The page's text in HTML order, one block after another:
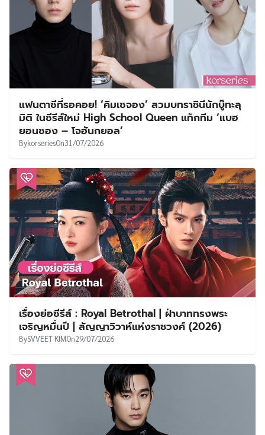
แฟนตาซีที่รอคอย! ‘คิมเซจอง’ สวมบทราชินีนักบู๊ทะลุ
มิติ ในซีรีส์ใหม่ High School Queen แท็กทีม ‘แบฮ
ยอนซอง – โจฮันกยอล’
BykorseriesOn31/07/2026
เรื่องย่อซีรีส์ : Royal Betrothal | ฝ่าบาททรงพระ
เจริญหมื่นปี | สัญญาวิวาห์แห่งราชวงศ์ (2026)
BySVVEET KIMOn29/07/2026